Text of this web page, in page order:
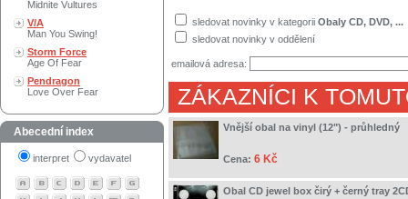
Midnite Vultures
V/A
Man You Swing!
Storm Force
Age Of Fear
Pendragon
Love Over Fear
Abecední index
interpret vydavatel
sledovat novinky v kategorii Obaly CD, DVD, ...
sledovat novinky v oddělení
emailová adresa:
ZÁKAZNÍCI K
Vnější obal na vinyl (12") - průhledný
Cena: 6 Kč
Obal CD jewel box čirý + černý tray